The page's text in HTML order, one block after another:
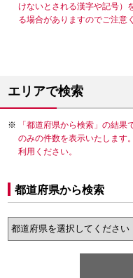
けないとされる漢字や記号）
る場合がありますのでご注意
エリアで検索
「都道府県から検索」の結
のみの件数を表示いたします
利用ください。
都道府県から検索